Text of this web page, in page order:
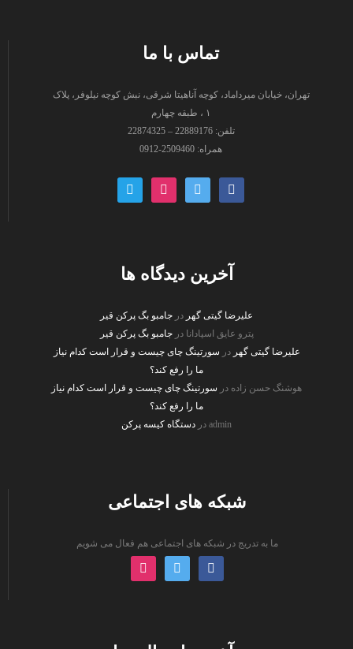
تماس با ما
تهران، خیابان میرداماد، کوچه آناهیتا شرقی، نبش کوچه نیلوفر، پلاک
۱ ، طبقه چهارم
تلفن: 22889176 – 22874325
همراه: 2509460-0912
facebook
twitter
instagram
paper-
plane-
آخرین دیدگاه ها
علیرضا گیتی گهر در جامبو بگ پرکن قیر
پترو عایق اسپادانا درجامبو بگ پرکن قیر
علیرضا گیتی گهر در سورتینگ چای چیست و قرار است کدام نیاز
ما را رفع کند؟
هوشنگ حسن زاده در سورتینگ چای چیست و قرار است کدام نیاز
ما را رفع کند؟
admin در دستگاه کیسه پرکن
شبکه های اجتماعی
ما به تدریج در شبکه های اجتماعی هم فعال می شویم
facebook
twitter
instagram